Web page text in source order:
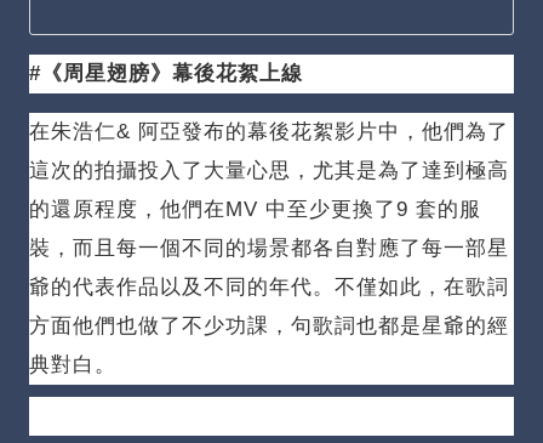
#《周星翅膀》幕後花絮上線
在朱浩仁& 阿亞發布的幕後花絮影片中，他們為了
這次的拍攝投入了大量心思，尤其是為了達到極高
的還原程度，他們在MV 中至少更換了9 套的服
裝，而且每一個不同的場景都各自對應了每一部星
爺的代表作品以及不同的年代。 不僅如此，在歌詞
方面他們也做了不少功課，句歌詞也都是星爺的經
典對白。